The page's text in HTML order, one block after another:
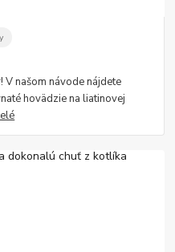
našom návode nájdete
hovädzie na liatinovej